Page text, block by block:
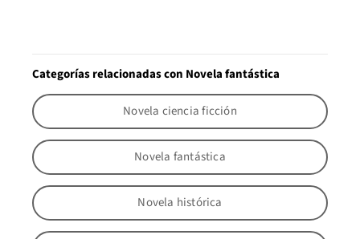
Categorías relacionadas con Novela fantástica
Novela ciencia ficción
Novela fantástica
Novela histórica